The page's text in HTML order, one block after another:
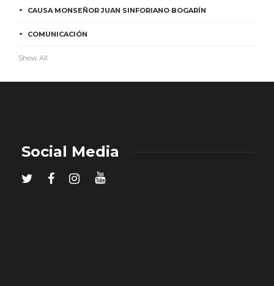
CAUSA MONSEÑOR JUAN SINFORIANO BOGARÍN
COMUNICACIÓN
Show All
Social Media